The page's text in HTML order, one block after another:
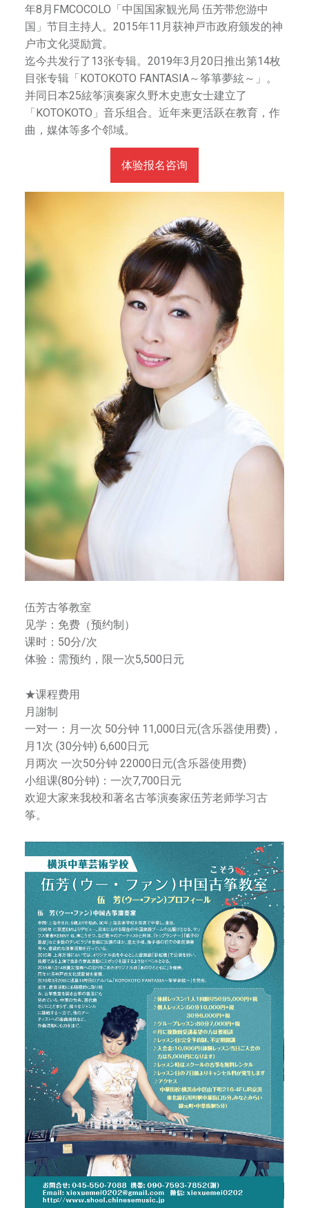
年8月FMCOCOLO「中国国家観光局 伍芳带您游中
国」节目主持人。2015年11月获神戸市政府颁发的神
户市文化奨励賞。
迄今共发行了13张专辑。2019年3月20日推出第14枚
目张专辑「KOTOKOTO FANTASIA～筝箏夢絃～」。
并同日本25絃筝演奏家久野木史恵女士建立了
「KOTOKOTO」音乐组合。近年来更活跃在教育，作
曲，媒体等多个邻域。
体验报名咨询
伍芳古筝教室
见学：免费（预约制）
课时：50分/次
体验：需预约，限一次5,500日元
★课程费用
月謝制
一对一：月一次 50分钟 11,000日元(含乐器使用费)，
月1次 (30分钟) 6,600日元
月两次 一次50分钟 22000日元(含乐器使用费)
小组课(80分钟)：一次7,700日元
欢迎大家来我校和著名古筝演奏家伍芳老师学习古
筝。